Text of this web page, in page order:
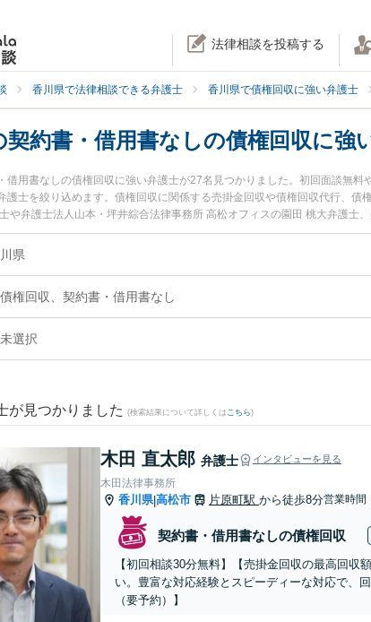
法律相談を投稿する
香川県で法律相談できる弁護士 香川県で債権回収に強い弁護士
契約書・借用書なしの債権回収に強
借用書なしの債権回収に強い弁護士が27名見つかりました。初回面談無
護士を絞り込めます。債権回収に関係する売掛金回収や債権回収代行、
や弁護士法人山本・坪井綜合法律事務所 高松オフィスの園田 桃大弁護士
用、強みなどが注目されています。『香川県で土日や夜間に発生した契
のトラブル解決の実績豊富な近くの弁護士を検索したい』『初回相談無
県
債権回収、契約書・借用書なし
未選択
が見つかりました (検索結果について詳しくは こちら)
木田 直太郎 弁護士 インタビューを見る
木田法律事務所
香川県|高松市 片原町駅 から徒歩8分営業時間
契約書・借用書なしの債権回収
【初回相談30分無料】【売掛金回収の最高回
い。豊富な対応経験とスピーディーな対応で、
（要予約）】